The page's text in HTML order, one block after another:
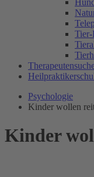
Tier-
Psychologie
Kinder wollen
Kinder